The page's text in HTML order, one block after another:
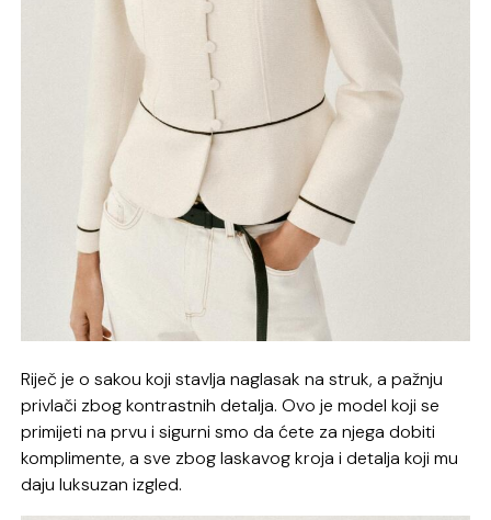
Riječ je o sakou koji stavlja naglasak na struk, a pažnju
privlači zbog kontrastnih detalja. Ovo je model koji se
primijeti na prvu i sigurni smo da ćete za njega dobiti
komplimente, a sve zbog laskavog kroja i detalja koji mu
daju luksuzan izgled.